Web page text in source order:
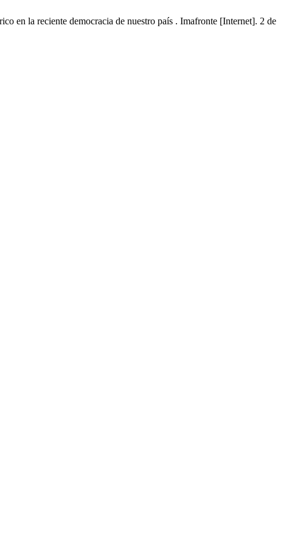
en la reciente democracia de nuestro país . Imafronte [Internet]. 2 de